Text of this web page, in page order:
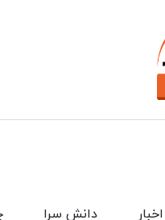
دانش سرا اخبار